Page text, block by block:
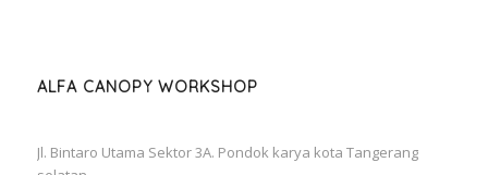
ALFA CANOPY WORKSHOP
Jl. Bintaro Utama Sektor 3A. Pondok karya kota Tangerang